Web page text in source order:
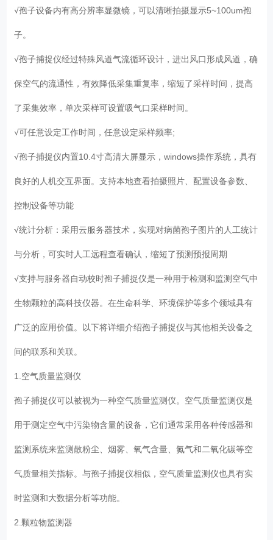
√孢子设备内有高分辨率显微镜，可以清晰拍摄显示5~100um孢
子。
√孢子捕捉仪经过特殊风道气流循环设计，进出风口形成风道，确
保空气的流通性，有效降低采集重复率，缩短了采样时间，提高
了采集效率，单次采样可设置吸气口采样时间。
√可任意设定工作时间，任意设定采样频率;
√孢子捕捉仪内置10.4寸高清大屏显示，windows操作系统，具有
良好的人机交互界面。支持本地查看拍摄照片、配置设备参数、
控制设备等功能
√统计分析：采用云服务器技术，实现对病菌孢子图片的人工统计
与分析，可实时人工远程查看确认，缩短了预测预报周期
√支持与服务器自动校时孢子捕捉仪是一种用于检测和监测空气中
生物颗粒的高科技仪器。在生命科学、环境保护等多个领域具有
广泛的应用价值。以下将详细介绍孢子捕捉仪与其他相关设备之
间的联系和关联。
1.空气质量监测仪
孢子捕捉仪可以被视为一种空气质量监测仪。空气质量监测仪是
用于测定空气中污染物含量的设备，它们通常采用各种传感器和
监测系统来监测散粉尘、烟雾、氧气含量、氮气和二氧化碳等空
气质量相关指标。与孢子捕捉仪相似，空气质量监测仪也具有实
时监测和大数据分析等功能。
2.颗粒物监测器